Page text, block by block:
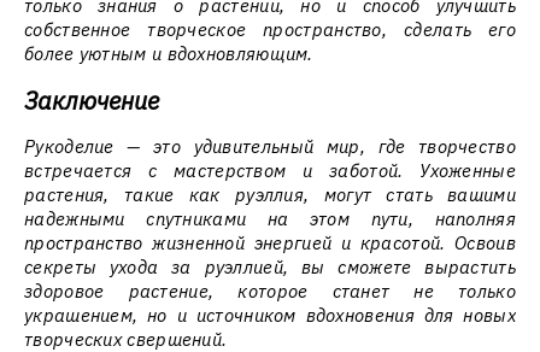
только знания о растении, но и способ улучшить
собственное творческое пространство, сделать его
более уютным и вдохновляющим.
Заключение
Рукоделие — это удивительный мир, где творчество
встречается с мастерством и заботой. Ухоженные
растения, такие как руэллия, могут стать вашими
надежными спутниками на этом пути, наполняя
пространство жизненной энергией и красотой. Освоив
секреты ухода за руэллией, вы сможете вырастить
здоровое растение, которое станет не только
украшением, но и источником вдохновения для новых
творческих свершений.